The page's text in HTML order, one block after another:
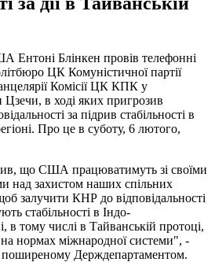
Ентоні Блінкен провів телефонні
ЦК Комуністичної партії
Комісії ЦК КПК у
в ході яких пригрозив
за підрив стабільності в
Про це в суботу, 6 лютого,
що США працюватимуть зі своїми
над захистом наших спільних
залучити КНР до відповідальності
стабільності в Індо-
в тому числі в Тайванській протоці,
на нормах міжнародної системи", -
поширеному Держдепартаментом.